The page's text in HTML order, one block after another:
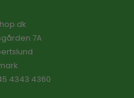
7A
4343 4360